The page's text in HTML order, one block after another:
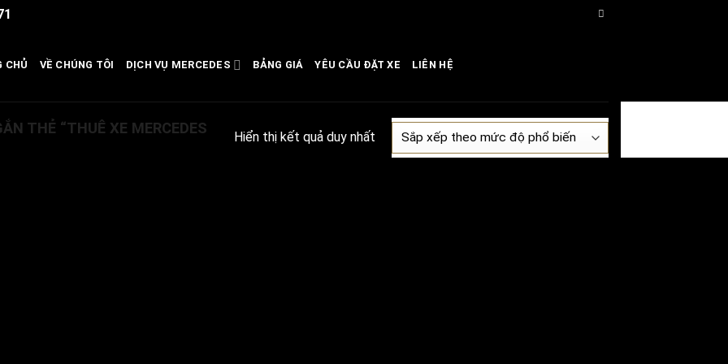
CHỦ VỀ CHÚNG TÔI DỊCH VỤ MERCEDES BẢNG GIÁ YÊU CẦU ĐẶT XE LIÊN HỆ
THẺ “THUÊ XE MERCEDES
Hiển thị kết quả duy nhất